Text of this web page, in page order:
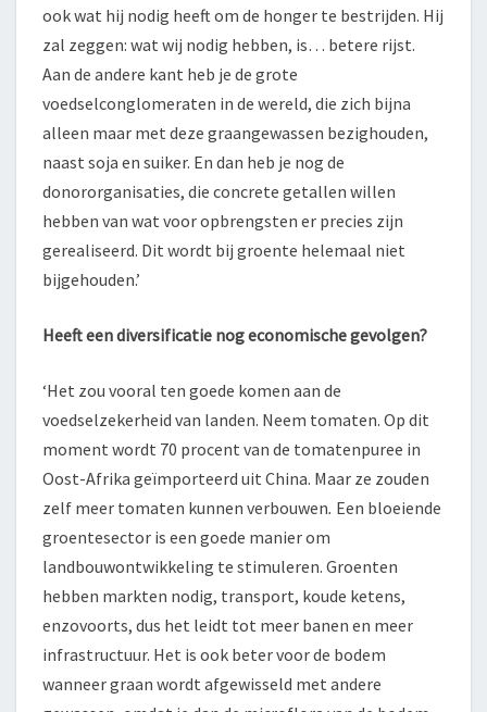
ook wat hij nodig heeft om de honger te bestrijden. Hij
zal zeggen: wat wij nodig hebben, is… betere rijst.
Aan de andere kant heb je de grote
voedselconglomeraten in de wereld, die zich bijna
alleen maar met deze graangewassen bezighouden,
naast soja en suiker. En dan heb je nog de
donororganisaties, die concrete getallen willen
hebben van wat voor opbrengsten er precies zijn
gerealiseerd. Dit wordt bij groente helemaal niet
bijgehouden.’
Heeft een diversificatie nog economische gevolgen?
‘Het zou vooral ten goede komen aan de
voedselzekerheid van landen. Neem tomaten. Op dit
moment wordt 70 procent van de tomatenpuree in
Oost-Afrika geïmporteerd uit China. Maar ze zouden
zelf meer tomaten kunnen verbouwen. Een bloeiende
groentesector is een goede manier om
landbouwontwikkeling te stimuleren. Groenten
hebben markten nodig, transport, koude ketens,
enzovoorts, dus het leidt tot meer banen en meer
infrastructuur. Het is ook beter voor de bodem
wanneer graan wordt afgewisseld met andere